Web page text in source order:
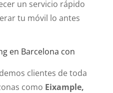
un servicio rápido
tu móvil lo antes
en Barcelona con
clientes de toda
como Eixample,